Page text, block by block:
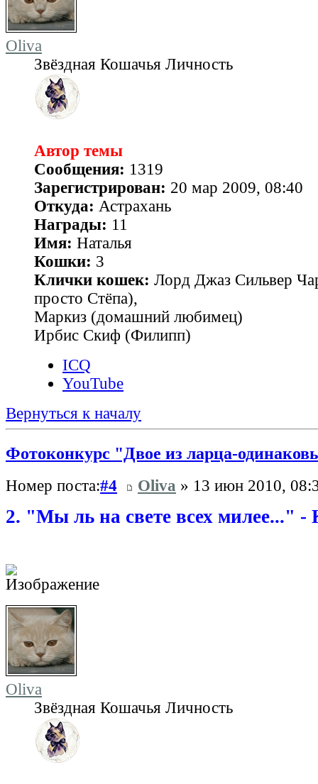
Oliva
Звёздная Кошачья Личность
Автор темы
Сообщения: 1319
Зарегистрирован: 20 мар 2009, 08:40
Откуда: Астрахань
Награды: 11
Имя: Наталья
Кошки: 3
Клички кошек: Лорд Джаз Сильвер
просто Стёпа),
Маркиз (домашний любимец)
Ирбис Скиф (Филипп)
ICQ
YouTube
Вернуться к началу
Фотоконкурс "Двое из ларца-
Номер поста:#4 Oliva » 13 июн 2010,
2. "Мы ль на свете всех милее..." -
Oliva
Звёздная Кошачья Личность